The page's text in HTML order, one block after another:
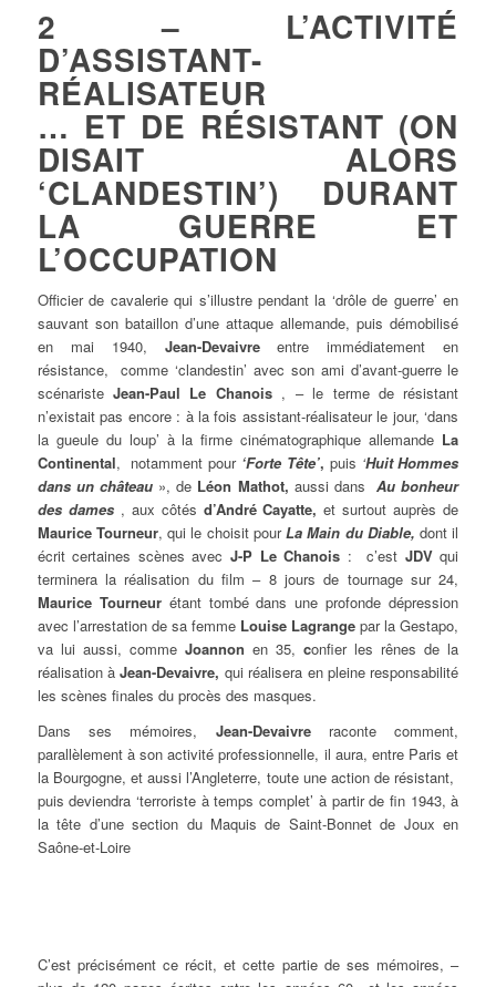
2 – L’ACTIVITÉ
D’ASSISTANT-
RÉALISATEUR
… ET DE RÉSISTANT (ON
DISAIT ALORS
‘CLANDESTIN’) DURANT
LA GUERRE ET
L’OCCUPATION
Officier de cavalerie qui s’illustre pendant la ‘drôle de guerre’ en
sauvant son bataillon d’une attaque allemande, puis démobilisé
en mai 1940, Jean-Devaivreentre immédiatement en
résistance, comme ‘clandestin’ avec son ami d’avant-guerre le
scénaristeJean-Paul Le Chanois, – le terme de résistant
n’existait pas encore : à la fois assistant-réalisateur le jour, ‘dans
la gueule du loup’ à la firme cinématographique allemande La
Continental, notamment pour ‘Forte Tête’, puis ‘Huit Hommes
dans un château », de Léon Mathot, aussi dansAu bonheur
des dames, aux côtés d’André Cayatte, et surtout auprès de
Maurice Tourneur, qui le choisit pourLa Main du Diable,dont il
écrit certaines scènes avecJ-P Le Chanois : c’est JDVqui
terminera la réalisation du film – 8 jours de tournage sur 24,
Maurice Tourneurétant tombé dans une profonde dépression
avec l’arrestation de sa femme Louise Lagrange par la Gestapo,
va lui aussi, comme Joannon en 35,confier les rênes de la
réalisation àJean-Devaivre, qui réalisera en pleine responsabilité
les scènes finales du procès des masques.
Dans ses mémoires, Jean-Devaivreraconte comment,
parallèlement à son activité professionnelle, il aura, entre Paris et
la Bourgogne, et aussi l’Angleterre, toute une action de résistant,
puis deviendra ‘terroriste à temps complet’ à partir de fin 1943, à
la tête d’une section du Maquis de Saint-Bonnet de Joux en
Saône-et-Loire
C’est précisément ce récit, et cette partie de ses mémoires, –